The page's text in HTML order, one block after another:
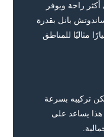
راحة ويوفر
بانل بقدرة
مثاليًا للمناطق
تركيبه بسرعة
هذا يساعد على